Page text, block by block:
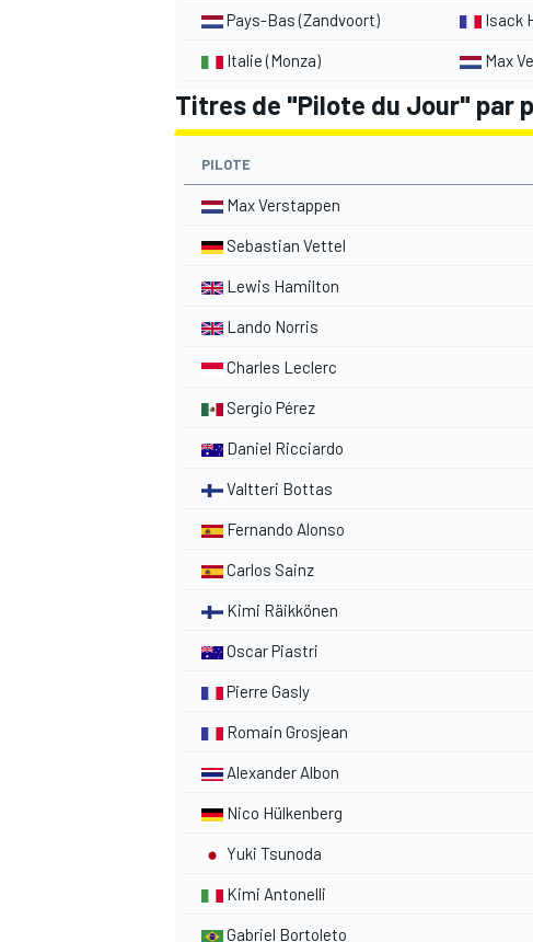
AUTRES CHAMPIONNATS
Pays-Bas (Zandvoort) Isack
Italie (Monza) Max
Titres de "Pilote du Jour" par
PILOTE
Max Verstappen
Sebastian Vettel
Lewis Hamilton
Lando Norris
Charles Leclerc
Sergio Pérez
Daniel Ricciardo
Valtteri Bottas
Fernando Alonso
Carlos Sainz
Kimi Räikkönen
Oscar Piastri
Pierre Gasly
Romain Grosjean
Alexander Albon
Nico Hülkenberg
Yuki Tsunoda
Kimi Antonelli
Gabriel Bortoleto